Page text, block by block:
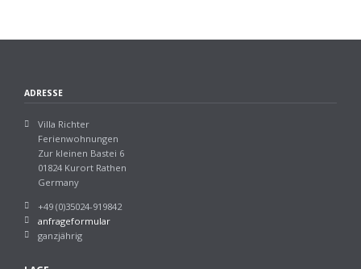
ADRESSE
Villa Richter
Ferienwohnungen
Zur kleinen Bastei 6
01824 Kurort Rathen
Germany
+49 (0)35024-919842
anfrageformular
ganzjährig